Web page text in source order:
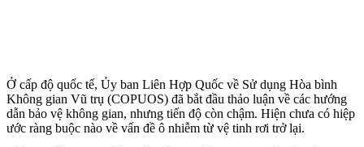
Ở cấp độ quốc tế, Ủy ban Liên Hợp Quốc về Sử dụng Hòa bình
Không gian Vũ trụ (COPUOS) đã bắt đầu thảo luận về các hướng
dẫn bảo vệ không gian, nhưng tiến độ còn chậm. Hiện chưa có hiệp
ước ràng buộc nào về vấn đề ô nhiễm từ vệ tinh rơi trở lại.